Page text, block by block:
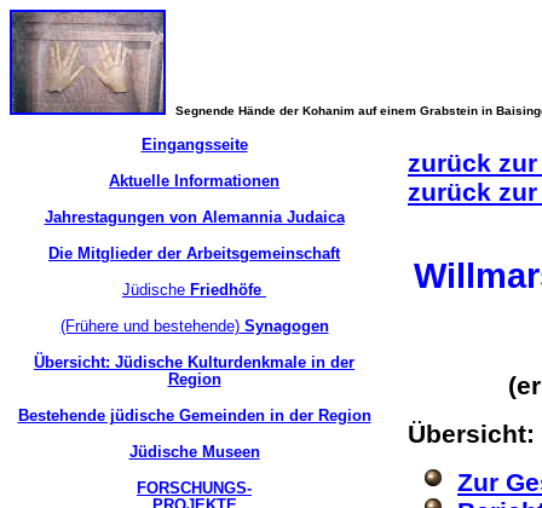
Segnende Hände der Kohanim auf einem Grabstein in
Eingangsseite
Aktuelle Informationen
Jahrestagungen von Alemannia Judaica
Die Mitglieder der Arbeitsgemeinschaft
Jüdische Friedhöfe
(Frühere und bestehende)Synagogen
Übersicht: Jüdische Kulturdenkmale in der
Region
Bestehende jüdische Gemeinden in der Region
Jüdische Museen
FORSCHUNGS-
zurück
zurück
Übersicht:
Zur